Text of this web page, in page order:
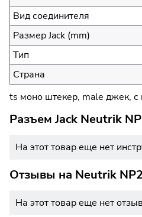
Вид соединителя
Размер Jack (mm)
Тип
Страна
ts моно штекер, male джек,
Разъем Jack Neutrik
На этот товар еще нет
Отзывы на Neutrik
На этот товар еще нет